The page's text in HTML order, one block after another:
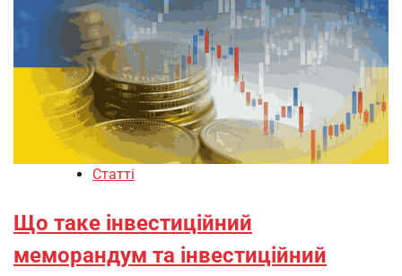
Статті
Що таке інвестиційний
меморандум та інвестиційний